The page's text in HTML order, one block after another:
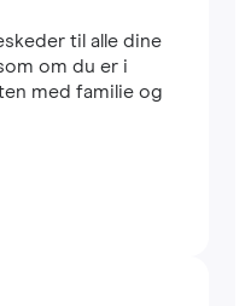
til alle dine
om du er i
med familie og